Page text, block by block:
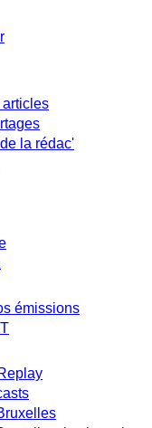
articles
la rédac'
émissions